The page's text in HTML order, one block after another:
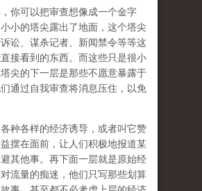
你可以把审查想像成一个金字
小的塔尖露出了地面，这个塔尖
讼、谋杀记者、新闻禁令等等这
接看到的东西。而这些只是很小
尖的下一层是那些不愿意暴露于
通过自我审查将消息压住，以免
种各样的经济诱导，或者叫它赞
摆在面前，让人们积极地报道某
其他事。再下面一层就是原始经
流量的痴迷，他们只写那些划算